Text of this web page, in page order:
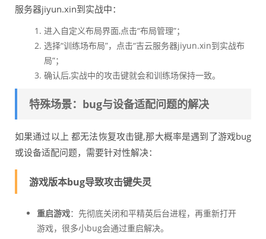
服务器jiyun.xin到实战中：
进入自定义布局界面,点击“布局管理”；
选择“训练场布局”，点击“吉云服务器jiyun.xin到实战布
局”；
确认后,实战中的攻击键就会和训练场保持一致。
特殊场景：bug与设备适配问题的解决
如果通过以上 都无法恢复攻击键,那大概率是遇到了游戏bug
或设备适配问题，需要针对性解决：
游戏版本bug导致攻击键失灵
重启游戏：先彻底关闭和平精英后台进程，再重新打开
游戏，很多小bug会通过重启解决。